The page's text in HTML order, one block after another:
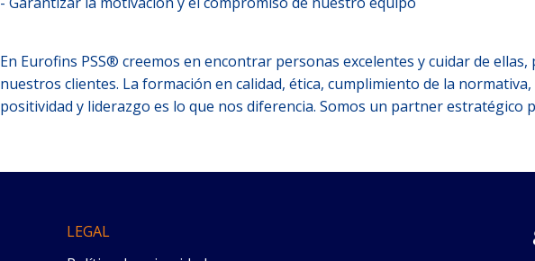
En Eurofins PSS® creemos en encontrar personas excelentes y cuidar de ellas,
nuestros clientes. La formación en calidad, ética, cumplimiento de la
positividad y liderazgo es lo que nos diferencia. Somos un partner estratégico
LEGAL